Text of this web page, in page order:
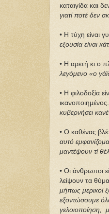
καταιγίδα και
γιατί ποτέ δεν
• Η τύχη είναι
εξουσία είναι
• Η αρετή κι ο
λεγόμενο «ο
• Η φιλοδοξία
ικανοποιημένος.
κυβερνήσει
• Ο καθένας
αυτό
μαντέψουν τί
• Οι άνθρωποι
λείψουν τα
μήπως μερικοί
εξοντώσουμε
γελοιοποίηση,